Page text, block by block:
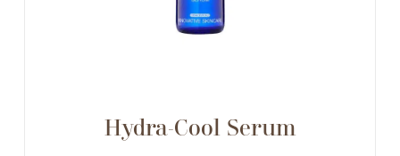
Hydra-Cool Serum